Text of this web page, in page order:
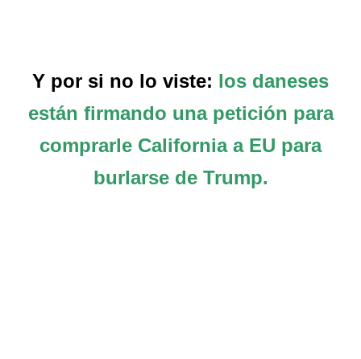
Y por si no lo viste: los daneses
están firmando una petición para
comprarle California a EU para
burlarse de Trump.